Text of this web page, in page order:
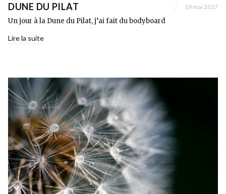
DUNE DU PILAT 19 mai 2017
Un jour à la Dune du Pilat, j’ai fait du bodyboard
Lire la suite